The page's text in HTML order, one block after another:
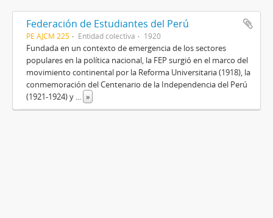
Federación de Estudiantes del Perú
PE AJCM 225 Entidad colectiva 1920
Fundada en un contexto de emergencia de los sectores
populares en la política nacional, la FEP surgió en el marco del
movimiento continental por la Reforma Universitaria (1918), la
conmemoración del Centenario de la Independencia del Perú
(1921-1924) y ... »